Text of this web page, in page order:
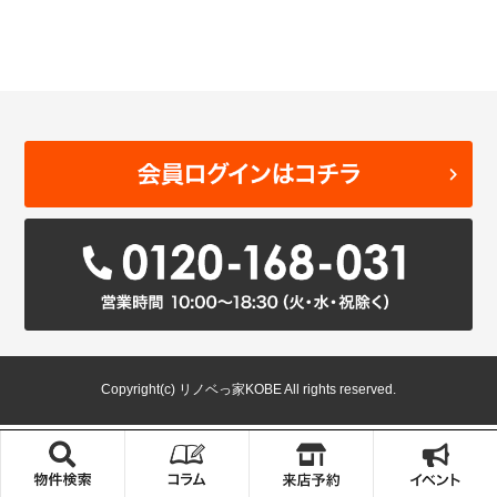
Copyright(c) リノベっ家KOBE All rights reserved.